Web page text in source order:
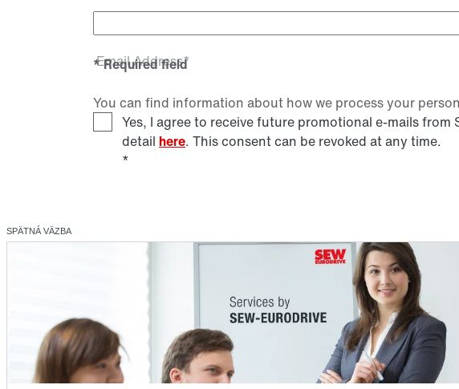
First Name
Email Address*
* Required field
You can find information about how we process your
Yes, I agree to receive future promotional e-mails from
detail here. This consent can be revoked at any time.
*
SPÄTNÁ VÄZBA